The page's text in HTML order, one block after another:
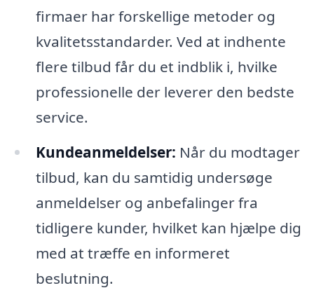
firmaer har forskellige metoder og
kvalitetsstandarder. Ved at indhente
flere tilbud får du et indblik i, hvilke
professionelle der leverer den bedste
service.
Kundeanmeldelser: Når du modtager
tilbud, kan du samtidig undersøge
anmeldelser og anbefalinger fra
tidligere kunder, hvilket kan hjælpe dig
med at træffe en informeret
beslutning.